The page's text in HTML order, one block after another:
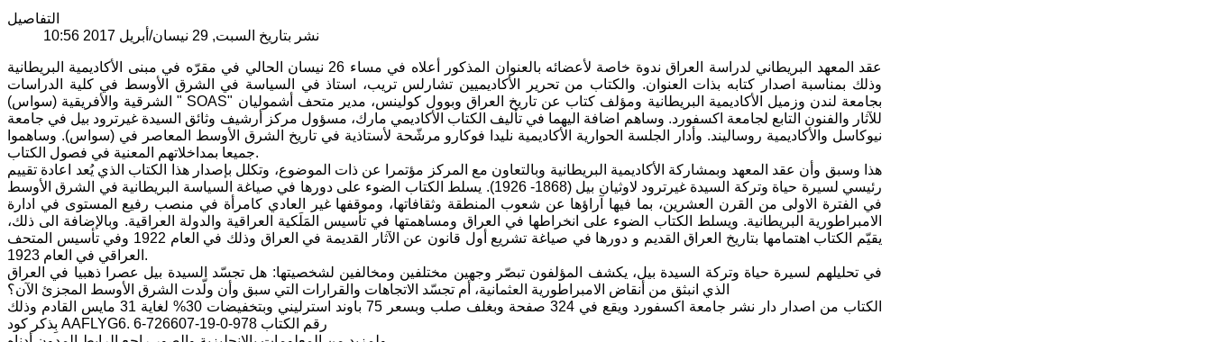
التفاصيل
نشر بتاريخ السبت, 29 نيسان/أبريل 2017 10:56
عقد المعهد البريطاني لدراسة العراق ندوة خاصة لأعضائه بالعنوان المذكور أعلاه في مساء 26 نيسان الحالي في مقرّه في مبنى الأكاديمية البريطانية
وذلك بمناسبة اصدار كتابه بذات العنوان. والكتاب من تحرير الأكاديميين تشارلس تريب، استاذ في السياسة في الشرق الأوسط في كلية الدراسات
الشرقية والأفريقية (سواس) " SOAS" بجامعة لندن وزميل الأكاديمية البريطانية ومؤلف كتاب عن تاريخ العراق وبوول كولينس، مدير متحف أشموليان
للآثار والفنون التابع لجامعة اكسفورد. وساهم اضافة اليهما في تأليف الكتاب الأكاديمي مارك، مسؤول مركز أرشيف وثائق السيدة غيرترود بيل في جامعة
نيوكاسل والأكاديمية روساليند. وأدار الجلسة الحوارية الأكاديمية نليدا فوكارو مرشّحة لأستاذية في تاريخ الشرق الأوسط المعاصر في (سواس). وساهموا
جميعا بمداخلاتهم المعنية في فصول الكتاب.
هذا وسبق وأن عقد المعهد وبمشاركة الأكاديمية البريطانية وبالتعاون مع المركز مؤتمرا عن ذات الموضوع، وتكلل بإصدار هذا الكتاب الذي يُعد اعادة تقييم
رئيسي لسيرة حياة وتركة السيدة غيرترود لاوثيان بيل (1868- 1926). يسلط الكتاب الضوء على دورها في صياغة السياسة البريطانية في الشرق الأوسط
في الفترة الاولى من القرن العشرين، بما فيها آراؤها عن شعوب المنطقة وثقافاتها، وموقفها غير العادي كامرأة في منصب رفيع المستوى في ادارة
الامبراطورية البريطانية. ويسلط الكتاب الضوء على انخراطها في العراق ومساهمتها في تأسيس المَلَكية العراقية والدولة العراقية. وبالإضافة الى ذلك،
يقيّم الكتاب اهتمامها بتاريخ العراق القديم و دورها في صياغة تشريع أول قانون عن الآثار القديمة في العراق وذلك في العام 1922 وفي تأسيس المتحف
العراقي في العام 1923.
في تحليلهم لسيرة حياة وتركة السيدة بيل، يكشف المؤلفون تبصّر وجهين مختلفين ومخالفين لشخصيتها: هل تجسّد السيدة بيل عصرا ذهبيا في العراق
الذي انبثق من أنقاض الامبراطورية العثمانية، أم تجسّد الاتجاهات والقرارات التي سبق وأن ولّدت الشرق الأوسط المجزئ الآن؟
الكتاب من اصدار دار نشر جامعة اكسفورد ويقع في 324 صفحة وبغلف صلب وبسعر 75 باوند استرليني وبتخفيضات 30% لغاية 31 مايس القادم وذلك
بِذكر كود AAFLYG6. رقم الكتاب 978-0-19-726607-6